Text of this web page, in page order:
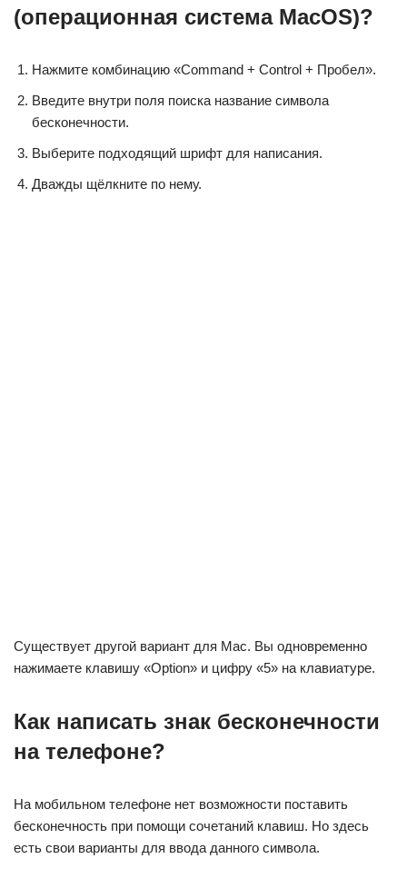
(операционная система MacOS)?
Нажмите комбинацию «Command + Control + Пробел».
Введите внутри поля поиска название символа
бесконечности.
Выберите подходящий шрифт для написания.
Дважды щёлкните по нему.
Существует другой вариант для Mac. Вы одновременно
нажимаете клавишу «Option» и цифру «5» на клавиатуре.
Как написать знак бесконечности
на телефоне?
На мобильном телефоне нет возможности поставить
бесконечность при помощи сочетаний клавиш. Но здесь
есть свои варианты для ввода данного символа.